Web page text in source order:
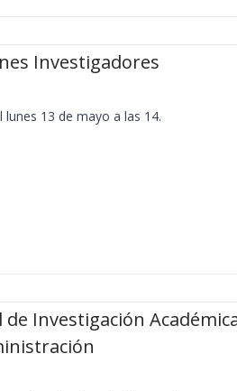
Investigadores
13 de mayo a las 14.
de Investigación